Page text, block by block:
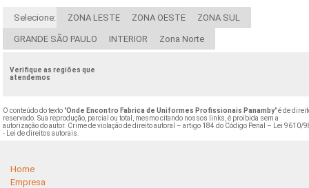
Selecione: ZONA LESTE ZONA OESTE ZONA SUL
GRANDE SÃO PAULO INTERIOR Zona Norte
Verifique as regiões que
atendemos
O conteúdo do texto "Onde Encontro Fabrica de Uniformes Profissionais Panamby" é de
reservado. Sua reprodução, parcial ou total, mesmo citando nossos links, é proibida sem a
autorização do autor. Crime de violação de direito autoral – artigo 184 do Código Penal –
Lei 9610/
- Lei de direitos autorais
Home
Empresa